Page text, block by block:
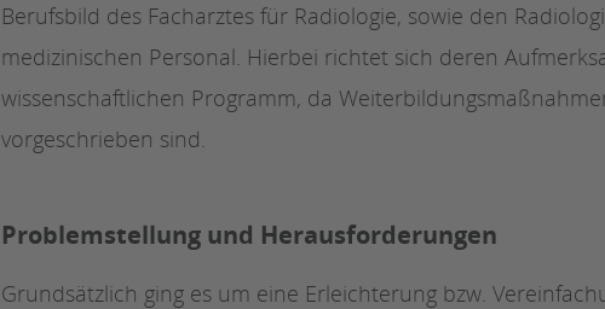
Berufsbild des Facharztes für Radiologie, sowie den
medizinischen Personal. Hierbei richtet sich deren
wissenschaftlichen Programm, da
vorgeschrieben sind.
Problemstellung und Herausforderungen
Grundsätzlich ging es um eine Erleichterung bzw.